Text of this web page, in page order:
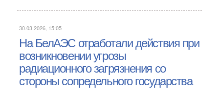
30.03.2026, 15:05
На БелАЭС отработали действия при
возникновении угрозы
радиационного загрязнения со
стороны сопредельного государства